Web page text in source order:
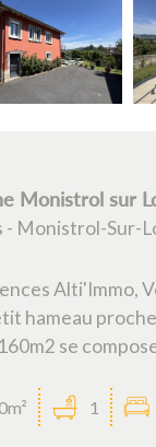
Monistrol sur
- Monistrol-Sur-
Alti'Immo,
hameau
se
1